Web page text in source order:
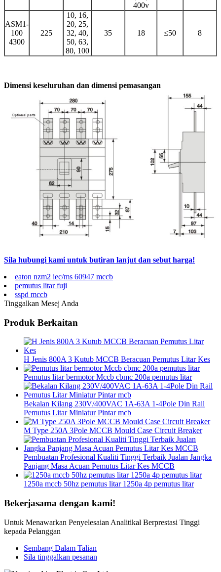
400v
ASM1-
100
4300
225
10, 16,
20, 25,
32, 40,
50, 63,
80, 100
35 18 ≤50 8
Dimensi keseluruhan dan dimensi pemasangan
Sila hubungi kami untuk butiran lanjut dan sebut harga!
eaton nzm2 iec/ms 60947 mccb
pemutus litar fuji
sspd mccb
Tinggalkan Mesej Anda
Produk Berkaitan
H Jenis 800A 3 Kutub MCCB Beracuan Pemutus Litar Kes
Pemutus litar bermotor Mccb cbmc 200a pemutus litar
Bekalan Kilang 230V/400VAC 1A-63A 1-4Pole Din Rail
Pemutus Litar Miniatur Pintar mcb
M Type 250A 3Pole MCCB Mould Case Circuit Breaker
Pembuatan Profesional Kualiti Tinggi Terbaik Jualan Jangka
Panjang Masa Acuan Pemutus Litar Kes MCCB
1250a mccb 50hz pemutus litar 1250a 4p pemutus litar
Bekerjasama dengan kami!
Untuk Menawarkan Penyelesaian Analitikal Berprestasi Tinggi
kepada Pelanggan
Sembang Dalam Talian
Sila tinggalkan pesanan